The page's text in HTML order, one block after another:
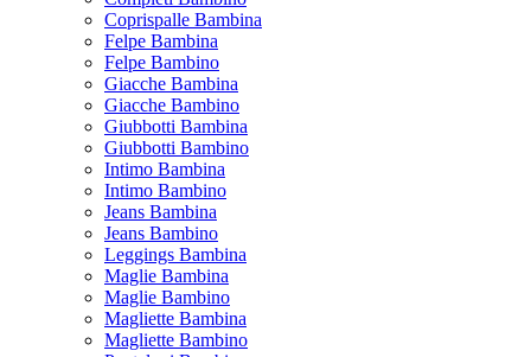
Coprispalle Bambina
Felpe Bambina
Felpe Bambino
Giacche Bambina
Giacche Bambino
Giubbotti Bambina
Giubbotti Bambino
Intimo Bambina
Intimo Bambino
Jeans Bambina
Jeans Bambino
Leggings Bambina
Maglie Bambina
Maglie Bambino
Magliette Bambina
Magliette Bambino